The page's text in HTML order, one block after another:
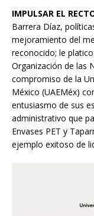
IMPULSAR EL
Barrera Díaz,
mejoramiento del
reconocido; le
Organización de las
compromiso de la
México (UAEMéx)
entusiasmo de sus
administrativo que
Envases PET y
ejemplo exitoso de